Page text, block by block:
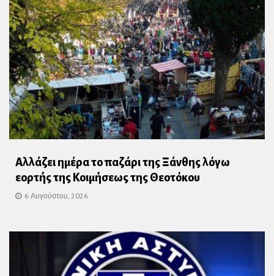
Αλλάζει ημέρα το παζάρι της Ξάνθης λόγω
εορτής της Κοιμήσεως της Θεοτόκου
6 Αυγούστου, 2026